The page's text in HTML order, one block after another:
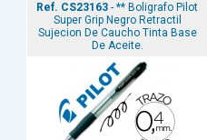
Ref. CS23163 - ** Boligrafo Pilot
Super Grip Negro Retractil
Sujecion De Caucho Tinta Base
De Aceite.